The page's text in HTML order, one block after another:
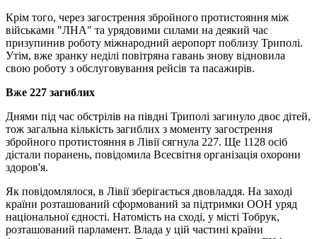
Крім того, через загострення збройного протистояння між
військами "ЛНА" та урядовими силами на деякий час
призупинив роботу міжнародний аеропорт поблизу Триполі.
Утім, вже зранку неділі повітряна гавань знову відновила
свою роботу з обслуговування рейсів та пасажирів.
Вже 227 загиблих
Днями під час обстрілів на півдні Триполі загинуло двоє дітей,
тож загальна кількість загиблих з моменту загострення
збройного протистояння в Лівії сягнула 227. Ще 1128 осіб
дістали поранень, повідомила Всесвітня організація охорони
здоров'я.
Як повідомлялося, в Лівії зберігається двовладдя. На заході
країни розташований сформований за підтримки ООН уряд
національної єдності. Натомість на сході, у місті Тобрук,
розташований парламент. Влада у цій частині країни